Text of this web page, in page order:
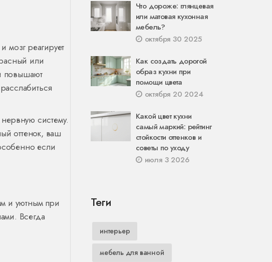
мозг реагирует
или
повышают
систему.
оттенок, ваш
если
и уютным при
Всегда
Что дороже: глянцевая
или матовая кухонная
мебель?
октября 30 2025
Как создать дорогой
образ кухни при
помощи цвета
октября 20 2024
Какой цвет кухни
самый маркий: рейтинг
стойкости оттенков и
советы по уходу
июля 3 2026
Теги
интерьер
мебель для ванной